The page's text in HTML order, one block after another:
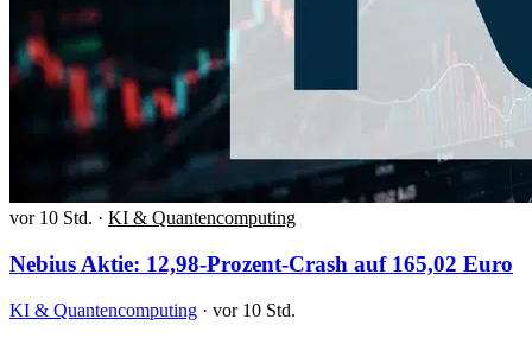
vor 10 Std. · KI & Quantencomputing
Nebius Aktie: 12,98-Prozent-Crash auf 165,02 Euro
KI & Quantencomputing · vor 10 Std.